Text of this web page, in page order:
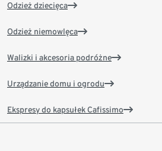
Odzież dziecięca
Odzież niemowlęca
Walizki i akcesoria podróżne
Urządzanie domu i ogrodu
Ekspresy do kapsułek Cafissimo